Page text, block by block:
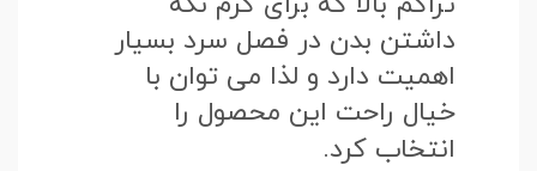
داشتن بدن در فصل سرد بسیار
اهمیت دارد و لذا می توان با
خیال راحت این محصول را
انتخاب کرد.